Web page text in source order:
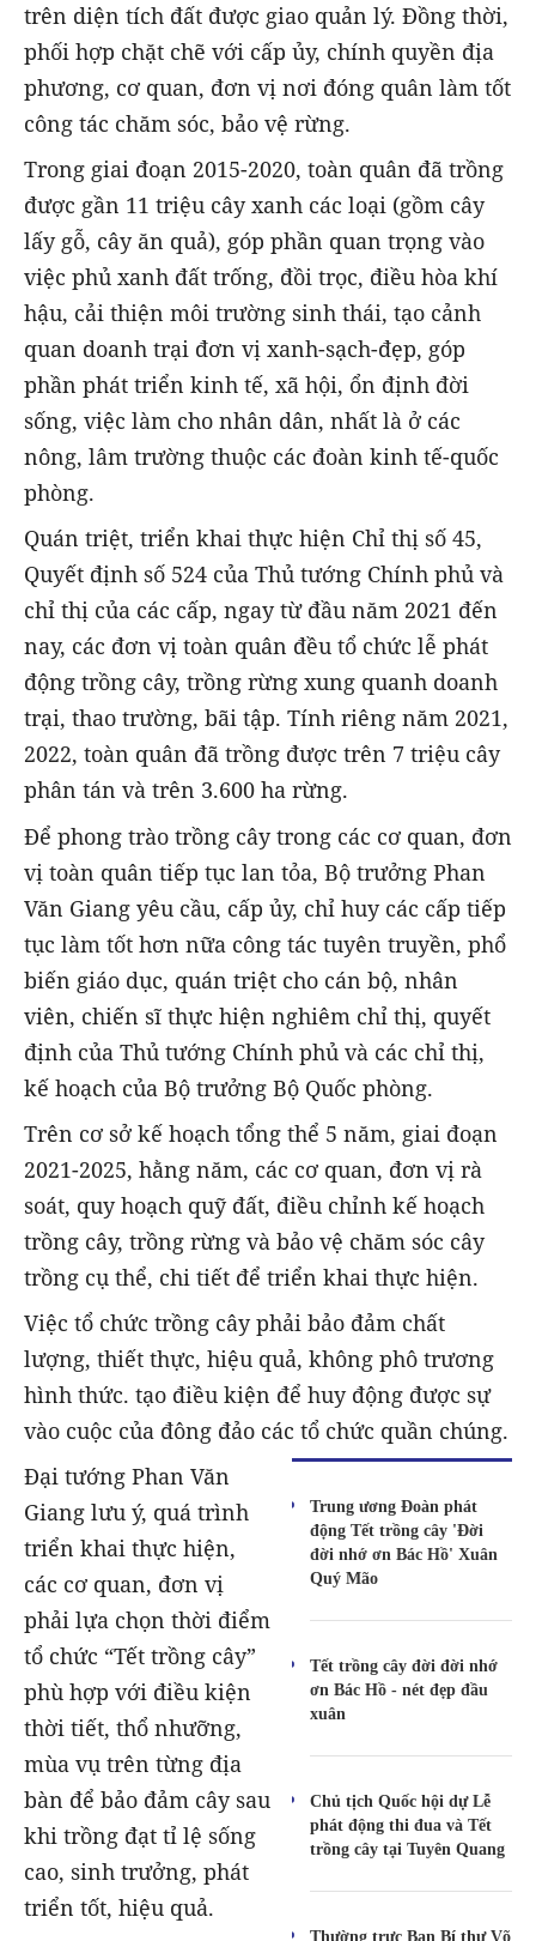
trên diện tích đất được giao quản lý. Đồng thời,
phối hợp chặt chẽ với cấp ủy, chính quyền địa
phương, cơ quan, đơn vị nơi đóng quân làm tốt
công tác chăm sóc, bảo vệ rừng.
Trong giai đoạn 2015-2020, toàn quân đã trồng
được gần 11 triệu cây xanh các loại (gồm cây
lấy gỗ, cây ăn quả), góp phần quan trọng vào
việc phủ xanh đất trống, đồi trọc, điều hòa khí
hậu, cải thiện môi trường sinh thái, tạo cảnh
quan doanh trại đơn vị xanh-sạch-đẹp, góp
phần phát triển kinh tế, xã hội, ổn định đời
sống, việc làm cho nhân dân, nhất là ở các
nông, lâm trường thuộc các đoàn kinh tế-quốc
phòng.
Quán triệt, triển khai thực hiện Chỉ thị số 45,
Quyết định số 524 của Thủ tướng Chính phủ và
chỉ thị của các cấp, ngay từ đầu năm 2021 đến
nay, các đơn vị toàn quân đều tổ chức lễ phát
động trồng cây, trồng rừng xung quanh doanh
trại, thao trường, bãi tập. Tính riêng năm 2021,
2022, toàn quân đã trồng được trên 7 triệu cây
phân tán và trên 3.600 ha rừng.
Để phong trào trồng cây trong các cơ quan, đơn
vị toàn quân tiếp tục lan tỏa, Bộ trưởng Phan
Văn Giang yêu cầu, cấp ủy, chỉ huy các cấp tiếp
tục làm tốt hơn nữa công tác tuyên truyền, phổ
biến giáo dục, quán triệt cho cán bộ, nhân
viên, chiến sĩ thực hiện nghiêm chỉ thị, quyết
định của Thủ tướng Chính phủ và các chỉ thị,
kế hoạch của Bộ trưởng Bộ Quốc phòng.
Trên cơ sở kế hoạch tổng thể 5 năm, giai đoạn
2021-2025, hằng năm, các cơ quan, đơn vị rà
soát, quy hoạch quỹ đất, điều chỉnh kế hoạch
trồng cây, trồng rừng và bảo vệ chăm sóc cây
trồng cụ thể, chi tiết để triển khai thực hiện.
Việc tổ chức trồng cây phải bảo đảm chất
lượng, thiết thực, hiệu quả, không phô trương
hình thức. tạo điều kiện để huy động được sự
vào cuộc của đông đảo các tổ chức quần chúng.
Trung ương Đoàn phát
động Tết trồng cây 'Đời
đời nhớ ơn Bác Hồ' Xuân
Quý Mão
Tết trồng cây đời đời nhớ
ơn Bác Hồ - nét đẹp đầu
xuân
Chủ tịch Quốc hội dự Lễ
phát động thi đua và Tết
trồng cây tại Tuyên Quang
Thường trực Ban Bí thư Võ
Đại tướng Phan Văn
Giang lưu ý, quá trình
triển khai thực hiện,
các cơ quan, đơn vị
phải lựa chọn thời điểm
tổ chức “Tết trồng cây”
phù hợp với điều kiện
thời tiết, thổ nhưỡng,
mùa vụ trên từng địa
bàn để bảo đảm cây sau
khi trồng đạt tỉ lệ sống
cao, sinh trưởng, phát
triển tốt, hiệu quả.